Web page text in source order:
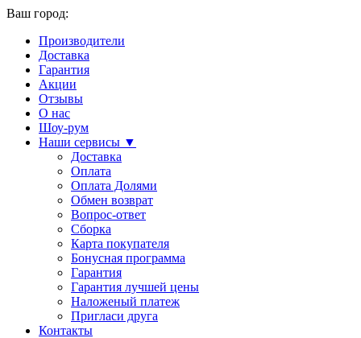
Ваш город:
Производители
Доставка
Гарантия
Акции
Отзывы
О нас
Шоу-рум
Наши сервисы ▼
Доставка
Оплата
Оплата Долями
Обмен возврат
Вопрос-ответ
Сборка
Карта покупателя
Бонусная программа
Гарантия
Гарантия лучшей цены
Наложеный платеж
Пригласи друга
Контакты